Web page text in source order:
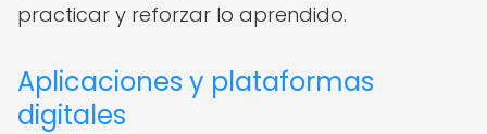
practicar y reforzar lo aprendido.
Aplicaciones y plataformas
digitales